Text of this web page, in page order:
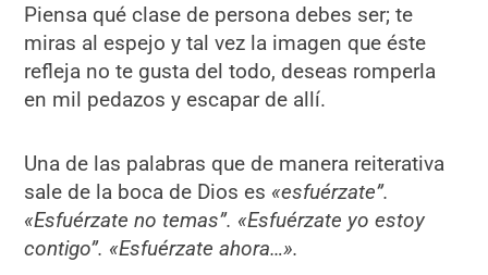
Piensa qué clase de persona debes ser; te
miras al espejo y tal vez la imagen que éste
refleja no te gusta del todo, deseas romperla
en mil pedazos y escapar de allí.
Una de las palabras que de manera reiterativa
sale de la boca de Dios es «esfuérzate”.
«Esfuérzate no temas”. «Esfuérzate yo estoy
contigo”. «Esfuérzate ahora…».